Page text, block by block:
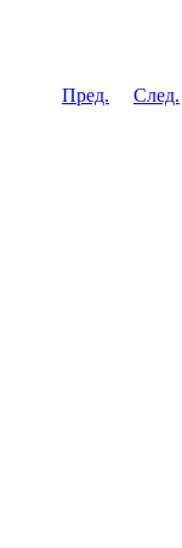
Пред. След.